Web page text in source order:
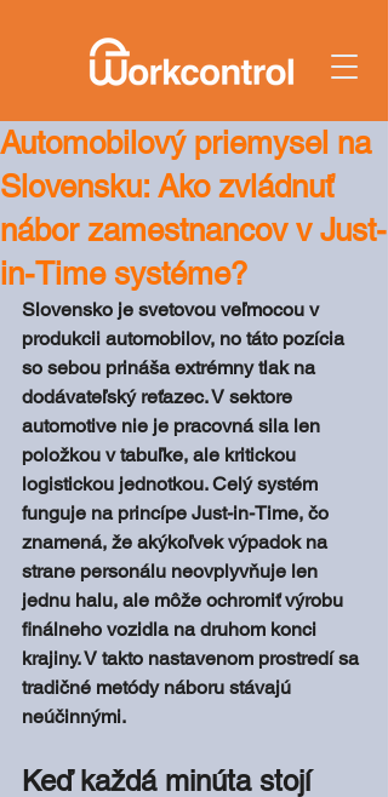
Automobilový priemysel na
Slovensku: Ako zvládnuť
nábor zamestnancov v Just-
in-Time systéme?
Slovensko je svetovou veľmocou v
produkcii automobilov, no táto pozícia
so sebou prináša extrémny tlak na
dodávateľský reťazec. V sektore
automotive nie je pracovná sila len
položkou v tabuľke, ale kritickou
logistickou jednotkou. Celý systém
funguje na princípe Just-in-Time, čo
znamená, že akýkoľvek výpadok na
strane personálu neovplyvňuje len
jednu halu, ale môže ochromiť výrobu
finálneho vozidla na druhom konci
krajiny. V takto nastavenom prostredí sa
tradičné metódy náboru stávajú
neúčinnými.
Keď každá minúta stojí